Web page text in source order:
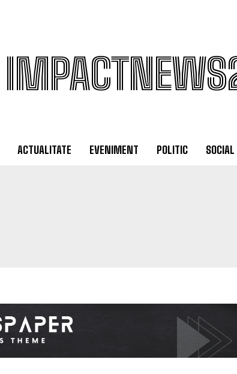
ACTUALITATE EVENIMENT POLITIC SOCIAL